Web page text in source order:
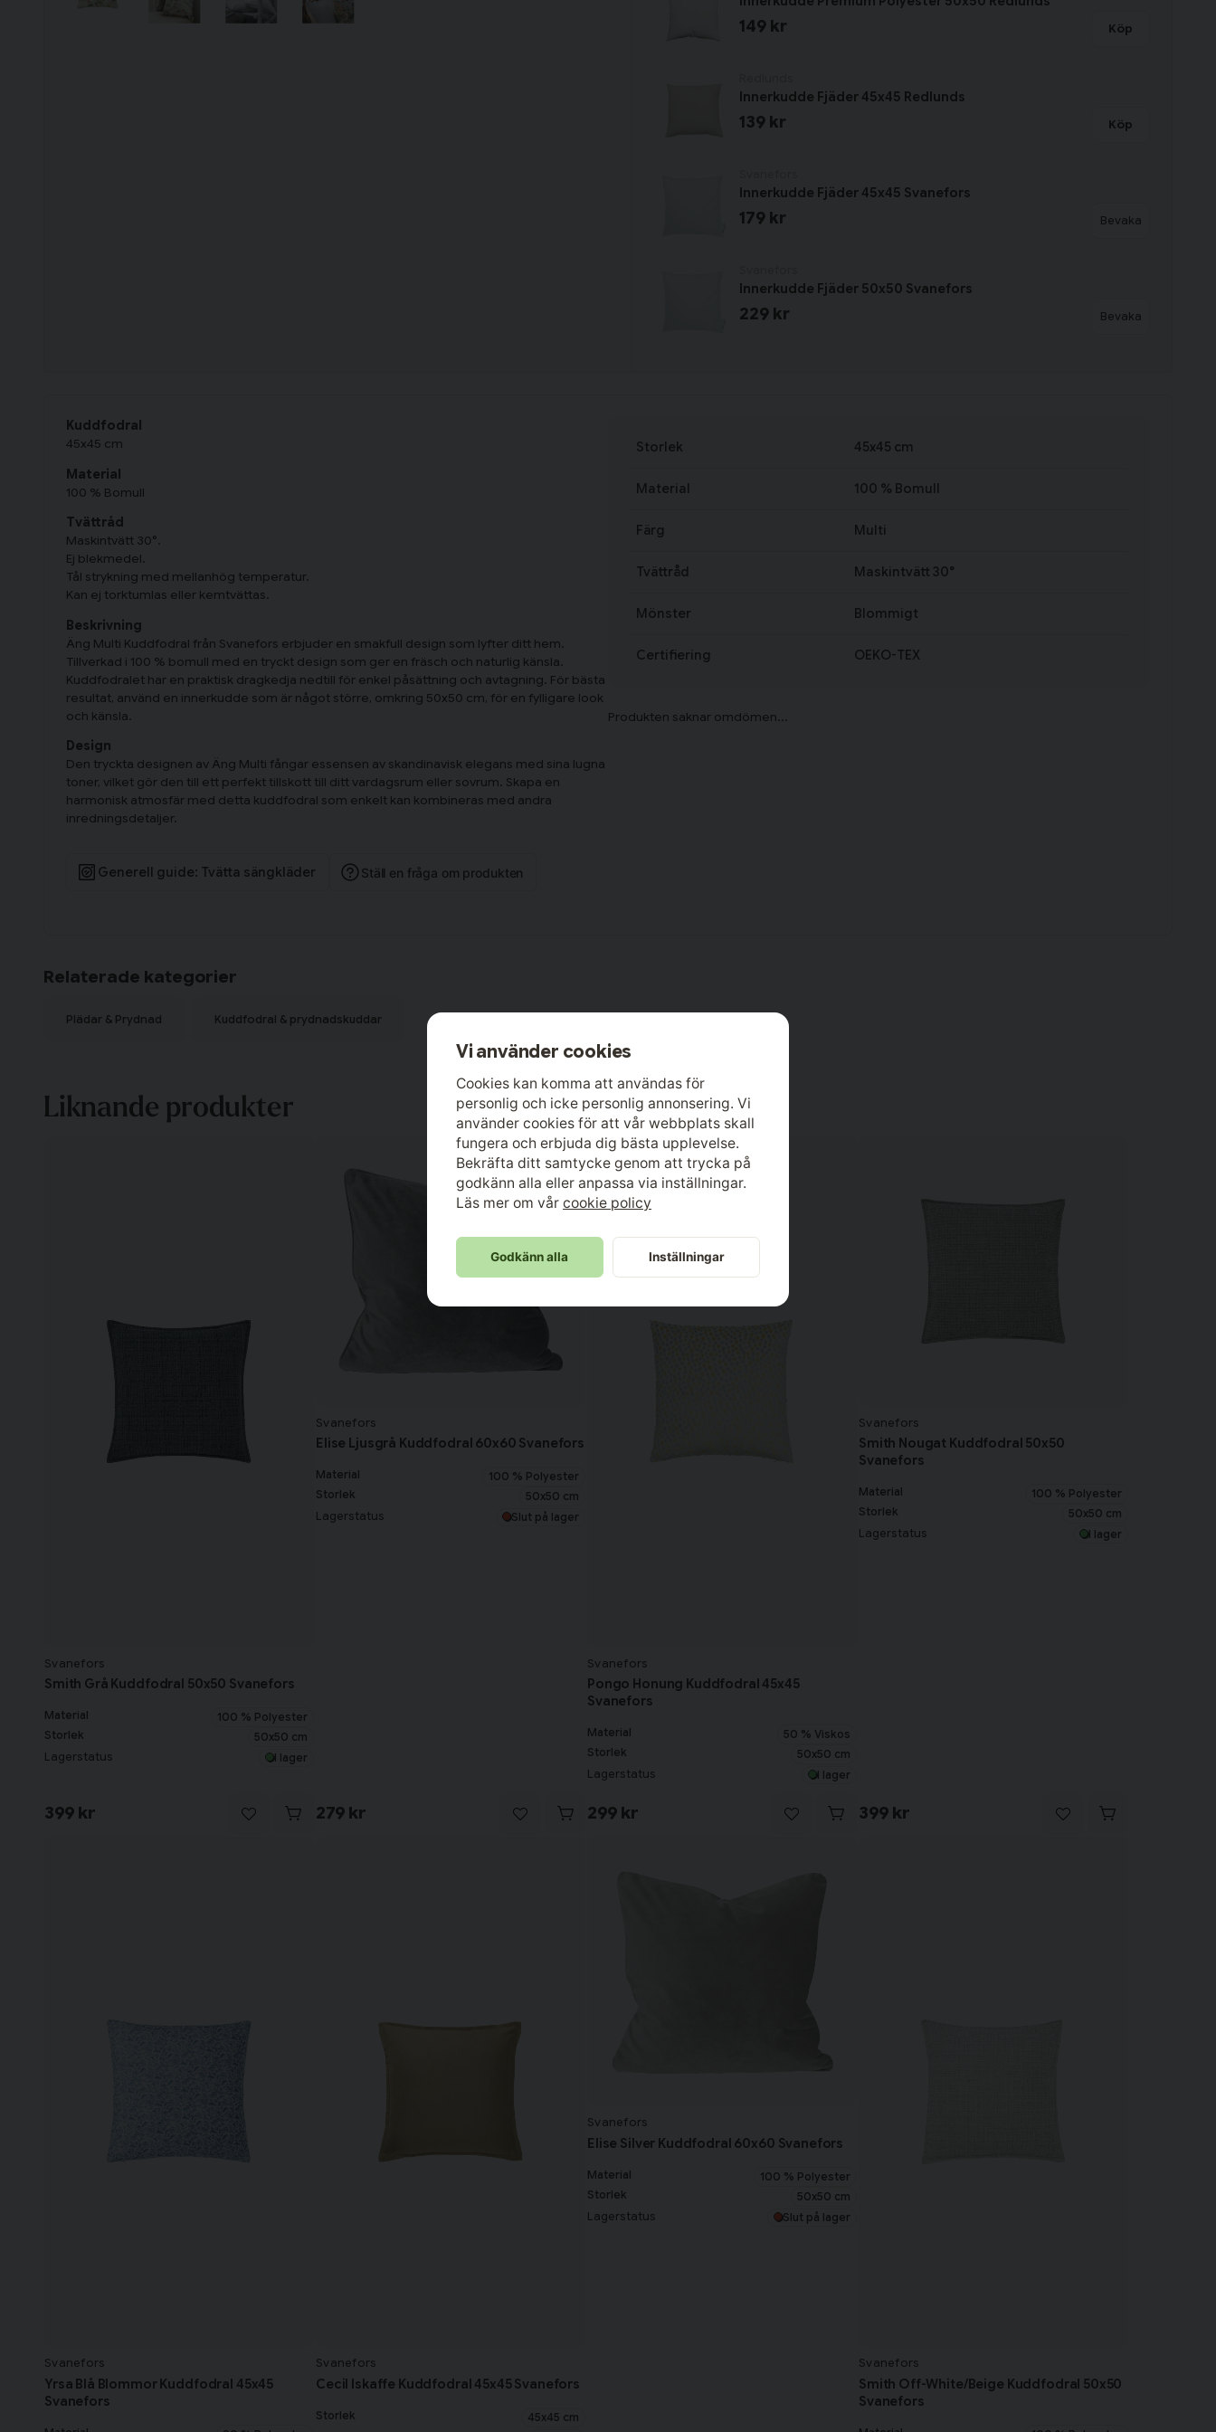
149 kr Köp
Innerkudde Fjäder 45x45 Redlunds
139 kr Köp
Innerkudde Fjäder 45x45 Svanefors
179 kr Bevaka
Innerkudde Fjäder 50x50 Svanefors
229 kr Bevaka
Kuddfodral
45x45 cm
Material
100 % Bomull
Tvättråd
Maskintvätt 30°.
Ej blekmedel.
Tål strykning med mellanhög temperatur.
Kan ej torktumlas eller kemtvättas.
Beskrivning
Äng Multi Kuddfodral från Svanefors erbjuder en smakfull design som lyfter ditt hem.
Tillverkad i 100 % bomull med en tryckt design som ger en fräsch och naturlig känsla.
Kuddfodralet har en praktisk dragkedja nedtill för enkel påsättning och avtagning. För bästa
resultat, använd en innerkudde som är något större, omkring 50x50 cm, för en fylligare look
och känsla.
Design
Den tryckta designen av Äng Multi fångar essensen av skandinavisk elegans med sina lugna
toner, vilket gör den till ett perfekt tillskott till ditt vardagsrum eller sovrum. Skapa en
harmonisk atmosfär med detta kuddfodral som enkelt kan kombineras med andra
inredningsdetaljer.
Generell guide: Tvätta sängkläder Ställ en fråga om produkten
Storlek 45x45 cm
Material 100 % Bomull
Färg Multi
Tvättråd Maskintvätt 30°
Mönster Blommigt
Certifiering OEKO-TEX
Relaterade kategorier
Plädar & Prydnad Kuddfodral & prydnadskuddar
Liknande produkter
Svanefors
Smith Grå Kuddfodral 50x50 Svanefors
Material
100 % Polyester
Storlek
50x50 cm
Lagerstatus I lager
399 kr
Svanefors
Elise Ljusgrå Kuddfodral 60x60 Svanefors
Material
100 % Polyester
Storlek
50x50 cm
Lagerstatus Slut på lager
279 kr
Svanefors
Pongo Honung Kuddfodral 45x45
Svanefors
Material
50 % Viskos
Storlek
50x50 cm
Lagerstatus I lager
299 kr
Svanefors
Smith Nougat Kuddfodral 50x50
Svanefors
Material
100 % Polyester
Storlek
50x50 cm
Lagerstatus I lager
399 kr
Svanefors
Yrsa Blå Blommor Kuddfodral 45x45
Svanefors
Svanefors
Cecil Iskaffe Kuddfodral 45x45 Svanefors
Storlek 45x45 cm
Svanefors
Elise Silver Kuddfodral 60x60 Svanefors
Material
100 % Polyester
Storlek
50x50 cm
Lagerstatus Slut på lager
Svanefors
Smith Off-White/Beige Kuddfodral 50x50
Svanefors
Vi använder cookies
Cookies kan komma att användas för
personlig och icke personlig annonsering. Vi
använder cookies för att vår webbplats skall
fungera och erbjuda dig bästa upplevelse.
Bekräfta ditt samtycke genom att trycka på
godkänn alla eller anpassa via inställningar.
Läs mer om vår cookie policy
Godkänn alla Inställningar